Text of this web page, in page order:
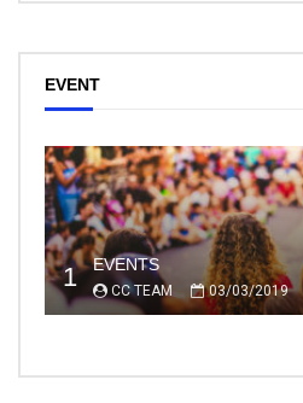
EVENT
1 EVENTS
CC TEAM 03/03/2019